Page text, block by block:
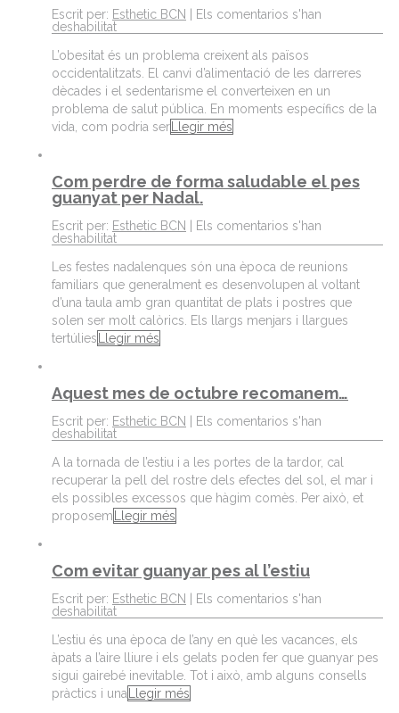
Escrit per: Esthetic BCN
Els comentarios s'han
deshabilitat
L’obesitat és un problema creixent als països
occidentalitzats. El canvi d’alimentació de les darreres
dècades i el sedentarisme el converteixen en un
problema de salut pública. En moments específics de la
vida, com podria serLlegir més
Com perdre de forma saludable el pes
guanyat per Nadal.
Escrit per: Esthetic BCN
Els comentarios s'han
deshabilitat
Les festes nadalenques són una època de reunions
familiars que generalment es desenvolupen al voltant
d’una taula amb gran quantitat de plats i postres que
solen ser molt calòrics. Els llargs menjars i llargues
tertúlies Llegir més
Aquest mes de octubre recomanem…
Escrit per: Esthetic BCN
Els comentarios s'han
deshabilitat
A la tornada de l’estiu i a les portes de la tardor, cal
recuperar la pell del rostre dels efectes del sol, el mar i
els possibles excessos que hàgim comès. Per això, et
proposem
Llegir més
Com evitar guanyar pes al l’estiu
Escrit per: Esthetic BCN
Els comentarios s'han
deshabilitat
L’estiu és una època de l’any en què les vacances, els
àpats a l’aire lliure i els gelats poden fer que guanyar pes
sigui gairebé inevitable. Tot i això, amb alguns consells
pràctics i una
Llegir més